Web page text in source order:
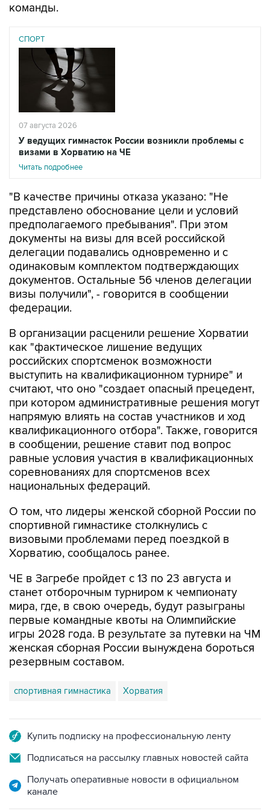
СПОРТ
07 августа 2026
У ведущих гимнасток России возникли проблемы с
визами в Хорватию на ЧЕ
Читать подробнее
"В качестве причины отказа указано: "Не
предполагаемого пребывания". При этом
документы на визы для всей российской
делегации подавались одновременно и с
одинаковым комплектом подтверждающих
документов. Остальные 56 членов делегации
визы получили", - говорится в сообщении
федерации.
В организации расценили решение Хорватии
российских спортсменок возможности
выступить на квалификационном турнире" и
считают, что оно "создает опасный прецедент,
при котором административные решения могут
напрямую влиять на состав участников и ход
квалификационного отбора". Также, говорится
в сообщении, решение ставит под вопрос
равные условия участия в квалификационных
соревнованиях для спортсменов всех
национальных федераций.
О том, что лидеры женской сборной России по
визовыми проблемами перед поездкой в
Хорватию, сообщалось ранее.
ЧЕ в Загребе пройдет с 13 по 23 августа и
мира, где, в свою очередь, будут разыграны
первые командные квоты на Олимпийские
игры 2028 года. В результате за путевки на ЧМ
женская сборная России вынуждена бороться
резервным составом.
спортивная гимнастика Хорватия
Подписаться на рассылку главных новостей сайта
Получать оперативные новости в официальном
канале
НОВОСТИ ПО ТЕМЕ